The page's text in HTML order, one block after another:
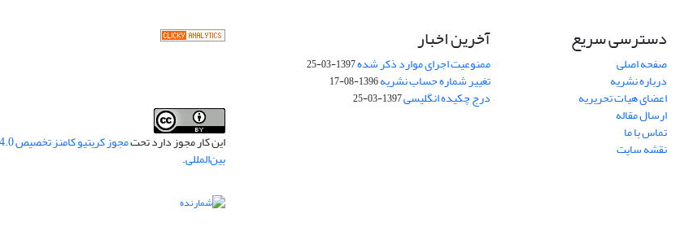
دسترسی سریع
صفحه اصلی
درباره نشریه
اعضای هیات تحریریه
ارسال مقاله
تماس با ما
نقشه سایت
آخرین اخبار
ممنوعیت اجرای موارد ذکر شده1397-03-25
تغییر شماره حساب نشریه1396-08-17
درج چکیده انگلیسی1397-03-25
این کار مجوز دارد تحت مجوز کریتیو کامنز تخصیص 4.0
بین‌المللی.